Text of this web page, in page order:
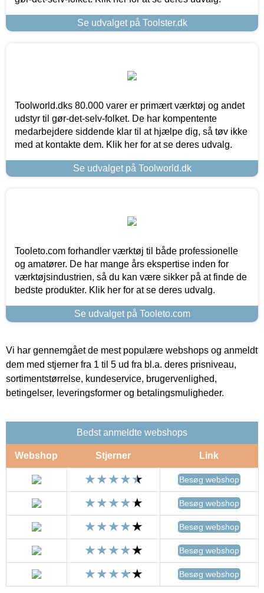
Se udvalget på Toolster.dk
Toolworld.dks 80.000 varer er primært værktøj og andet
udstyr til gør-det-selv-folket. De har kompentente
medarbejdere siddende klar til at hjælpe dig, så tøv ikke
med at kontakte dem. Klik her for at se deres udvalg.
Se udvalget på Toolworld.dk
Tooleto.com forhandler værktøj til både professionelle
og amatører. De har mange års ekspertise inden for
værktøjsindustrien, så du kan være sikker på at finde de
bedste produkter. Klik her for at se deres udvalg.
Se udvalget på Tooleto.com
Vi har gennemgået de mest populære webshops og anmeldt
dem med stjerner fra 1 til 5 ud fra bl.a. deres prisniveau,
sortimentstørrelse, kundeservice, brugervenlighed,
betingelser, leveringsformer og betalingsmuligheder.
Bedst anmeldte webshops
Webshop Stjerner Link
Besøg webshop
Besøg webshop
Besøg webshop
Besøg webshop
Besøg webshop